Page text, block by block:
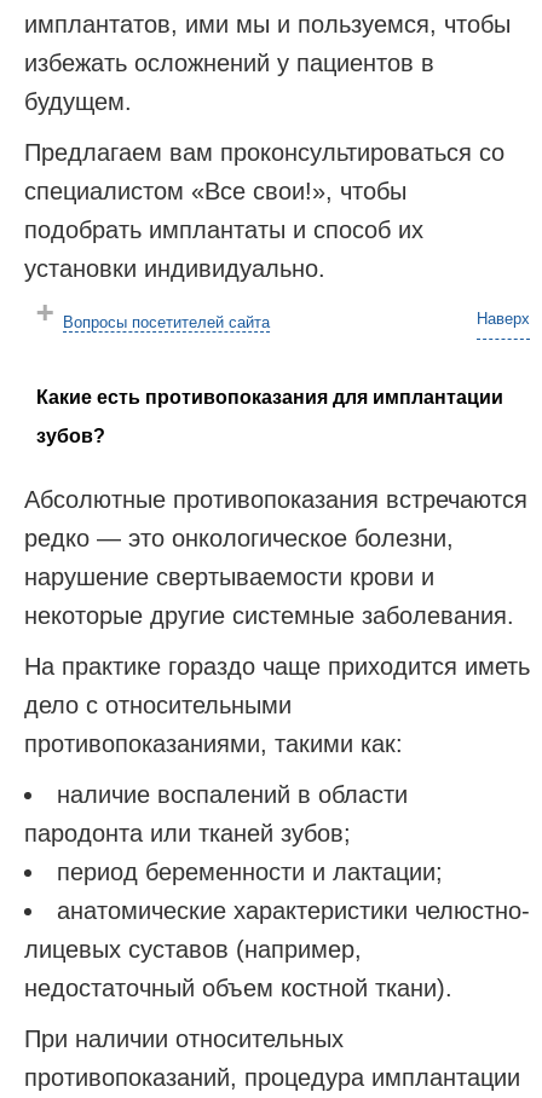
имплантатов, ими мы и пользуемся, чтобы
избежать осложнений у пациентов в
будущем.
Предлагаем вам проконсультироваться со
специалистом «Все свои!», чтобы
подобрать имплантаты и способ их
установки индивидуально.
Наверх
Вопросы посетителей сайта
Какие есть противопоказания для имплантации
зубов?
Абсолютные противопоказания встречаются
редко — это онкологическое болезни,
нарушение свертываемости крови и
некоторые другие системные заболевания.
На практике гораздо чаще приходится иметь
дело с относительными
противопоказаниями, такими как:
наличие воспалений в области
пародонта или тканей зубов;
период беременности и лактации;
анатомические характеристики челюстно-
лицевых суставов (например,
недостаточный объем костной ткани).
При наличии относительных
противопоказаний, процедура имплантации